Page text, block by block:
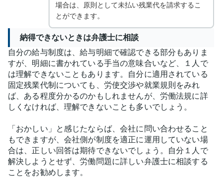
場合は、原則として未払い残業代を請求するこ
とができます。
納得できないときは弁護士に相談
自分の給与制度は、給与明細で確認できる部分もありま
すが、明細に書かれている手当の意味合いなど、１人で
は理解できないこともあります。自分に適用されている
固定残業代制についても、労使交渉や就業規則をみれ
ば、ある程度分かるのかもしれませんが、労働法規に詳
しくなければ、理解できないことも多いでしょう。
「おかしい」と感じたならば、会社に問い合わせること
もできますが、会社側が制度を適正に運用していない場
合は、正しい回答は期待できないでしょう。自分１人で
解決しようとせず、労働問題に詳しい弁護士に相談する
ことをお勧めします。